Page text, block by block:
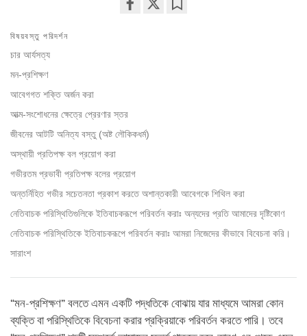
বিষয়বস্তু পরিদর্শন
চার আর্যসত্য
মন-প্রশিক্ষণ
আবেগগত শক্তি অর্জন করা
আত্ম-সংশোধনের ক্ষেত্রে প্রেরণার স্তর
জীবনের আটটি অনিত্য বস্তু (অষ্ট লৌকিকধর্ম)
অস্থায়ী প্রতিপক্ষ বল প্রয়োগ করা
গভীরতম প্রভাবী প্রতিপক্ষ বলের প্রয়োগ
অন্তর্নিহিত গভীর সচেতনতা প্রকাশ করতে অশান্তকারী আবেগকে শিথিল করা
নেতিবাচক পরিস্থিতিগুলিকে ইতিবাচকরূপে পরিবর্তন করাঃ অন্যদের প্রতি আমাদের দৃষ্টিকোণ
নেতিবাচক পরিস্থিতিকে ইতিবাচকরূপে পরিবর্তন করাঃ আমরা নিজেদের কীভাবে বিবেচনা করি।
সারাংশ
“মন-প্রশিক্ষণ” বলতে এমন একটি পদ্ধতিকে বোঝায় যার মাধ্যমে আমরা কোন
ব্যক্তি বা পরিস্থিতিকে বিবেচনা করার প্রক্রিয়াকে পরিবর্তন করতে পারি। তবে